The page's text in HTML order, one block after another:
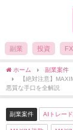
副業 投資 FX
ホーム
副業案件
【絶対注意】
悪質な手口を全解説
副業案件 AIトレー